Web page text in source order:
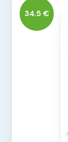
34.5 €